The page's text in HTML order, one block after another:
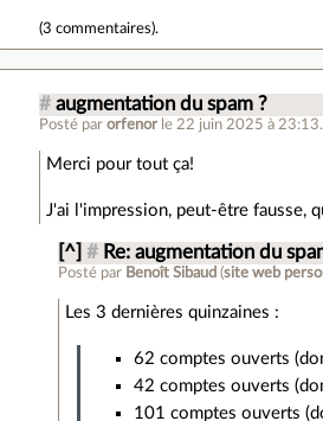
(3 commentaires).
# augmentation du spam ?
Posté parorfenor le 22 juin 2025 à 23:13.
Merci pour tout ça!
J'ai l'impression, peut-être fausse,
[^] # Re: augmentation du
Posté par Benoît Sibaud (site web
Les 3 dernières quinzaines :
62 comptes ouverts
42 comptes ouverts
101 comptes ouverts